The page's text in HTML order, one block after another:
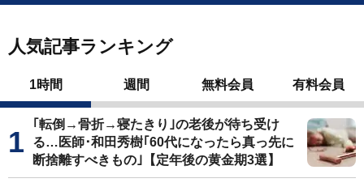
人気記事ランキング
1時間 週間 無料会員 有料会員
｢転倒→骨折→寝たきり｣の老後が待ち受け
る…医師･和田秀樹｢60代になったら真っ先に
断捨離すべきもの｣【定年後の黄金期3選】